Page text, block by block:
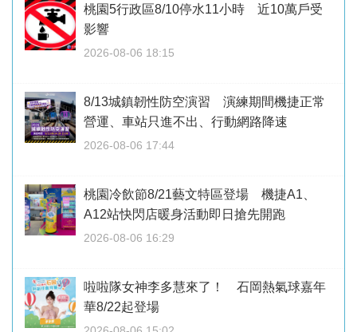
桃園5行政區8/10停水11小時 近10萬戶受
影響
2026-08-06 18:15
8/13城鎮韌性防空演習 演練期間機捷正常
營運、車站只進不出、行動網路降速
2026-08-06 17:44
桃園冷飲節8/21藝文特區登場 機捷A1、
A12站快閃店暖身活動即日搶先開跑
2026-08-06 16:29
啦啦隊女神李多慧來了！ 石岡熱氣球嘉年
華8/22起登場